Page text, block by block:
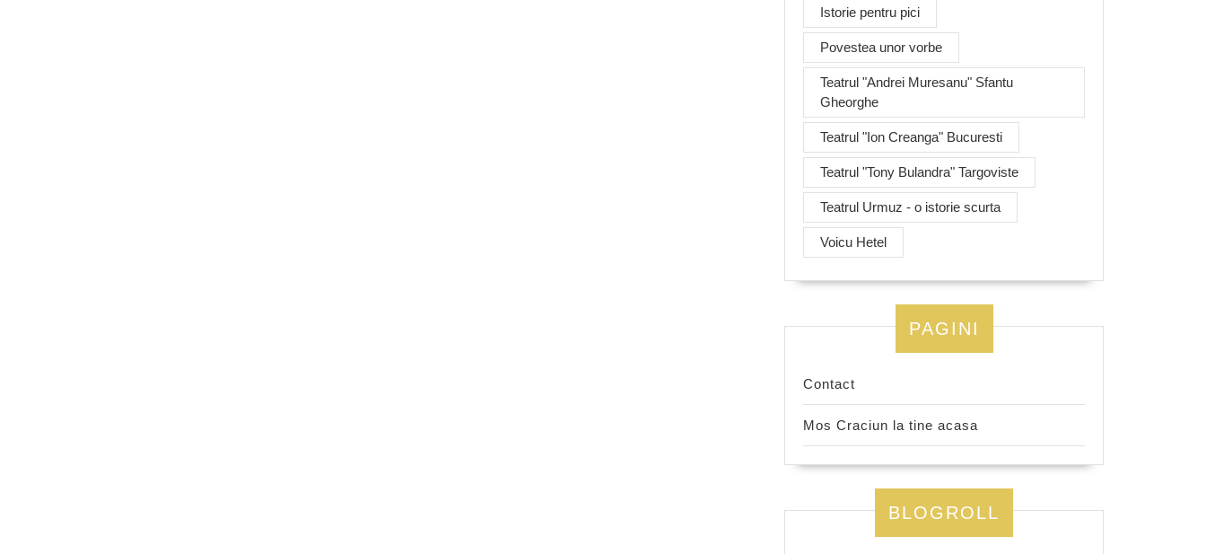
Istorie pentru pici
Povestea unor vorbe
Teatrul "Andrei Muresanu" Sfantu
Gheorghe
Teatrul "Ion Creanga" Bucuresti
Teatrul "Tony Bulandra" Targoviste
Teatrul Urmuz - o istorie scurta
Voicu Hetel
PAGINI
Contact
Mos Craciun la tine acasa
BLOGROLL